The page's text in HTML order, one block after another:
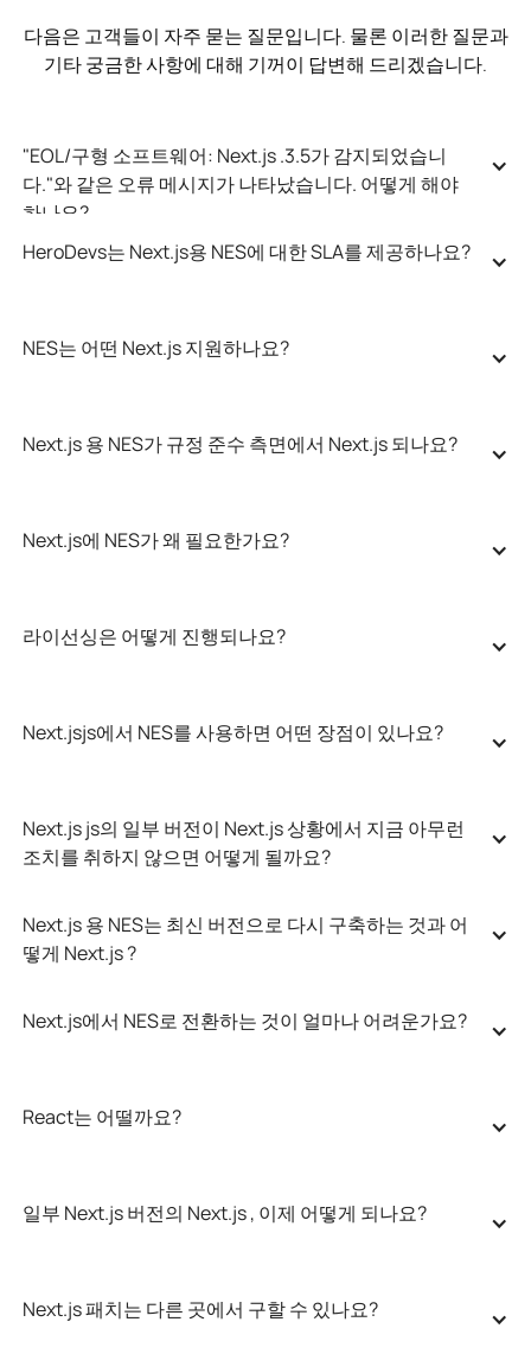
다음은 고객들이 자주 묻는 질문입니다. 물론 이러한 질문과
기타 궁금한 사항에 대해 기꺼이 답변해 드리겠습니다.
"EOL/구형 소프트웨어: Next.js .3.5가 감지되었습니
다."와 같은 오류 메시지가 나타났습니다. 어떻게 해야
하나요?
HeroDevs는 Next.js용 NES에 대한 SLA를 제공하나요?
NES는 어떤 Next.js 지원하나요?
Next.js 용 NES가 규정 준수 측면에서 Next.js 되나요?
Next.js에 NES가 왜 필요한가요?
라이선싱은 어떻게 진행되나요?
Next.jsjs에서 NES를 사용하면 어떤 장점이 있나요?
Next.js js의 일부 버전이 Next.js 상황에서 지금 아무런
조치를 취하지 않으면 어떻게 될까요?
Next.js 용 NES는 최신 버전으로 다시 구축하는 것과 어
떻게 Next.js ?
Next.js에서 NES로 전환하는 것이 얼마나 어려운가요?
React는 어떨까요?
일부 Next.js 버전의 Next.js , 이제 어떻게 되나요?
Next.js 패치는 다른 곳에서 구할 수 있나요?